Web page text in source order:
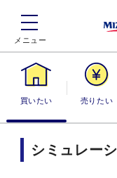
買いたい 売りたい
シミュレー